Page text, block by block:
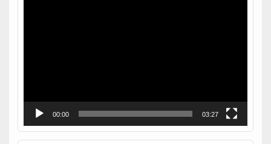
00:00 03:27